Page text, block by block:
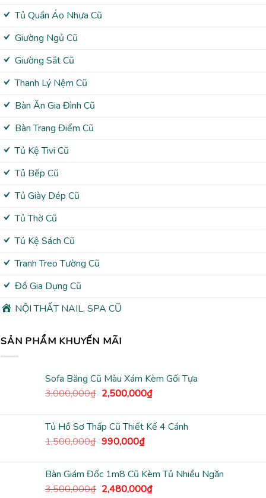
Tủ Quần Áo Nhựa Cũ
Giường Ngủ Cũ
Giường Sắt Cũ
Thanh Lý Nệm Cũ
Bàn Ăn Gia Đình Cũ
Bàn Trang Điểm Cũ
Tủ Kệ Tivi Cũ
Tủ Bếp Cũ
Tủ Giày Dép Cũ
Tủ Thờ Cũ
Tủ Kệ Sách Cũ
Tranh Treo Tường Cũ
Đồ Gia Dụng Cũ
NỘI THẤT NAIL, SPA CŨ
SẢN PHẨM KHUYẾN MÃI
Sofa Băng Cũ Màu Xám Kèm Gối Tựa
3,000,000₫ Giá
3,000,000₫.
2,500,000₫Giá
là:
Tủ Hồ Sơ Thấp Cũ Thiết Kế 4 Cánh
1,500,000₫ Giá
1,500,000₫.
990,000₫Giá
là:
990,000₫.
Bàn Giám Đốc 1m8 Cũ Kèm Tủ Nhiều Ngăn
3,500,000₫ Giá
2,480,000₫Giá